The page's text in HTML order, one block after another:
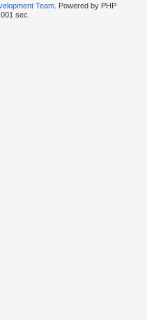
Team. Powered by PHP
sec.